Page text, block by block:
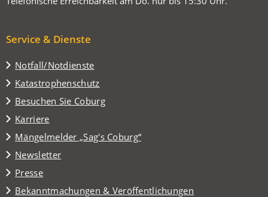
Service & Dienste
Notfall/Notdienste
Katastrophenschutz
Besuchen Sie Coburg
(Öffnet
in
einem
neuen
Tab)
Karriere
Mängelmelder „Sag's Coburg“
(Öffnet
in
einem
neuen
Tab)
Newsletter
Presse
Bekanntmachungen & Veröffentlichungen